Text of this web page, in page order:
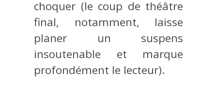
choquer (le coup de théâtre
final, notamment, laisse
planer un suspens
insoutenable et marque
profondément le lecteur).